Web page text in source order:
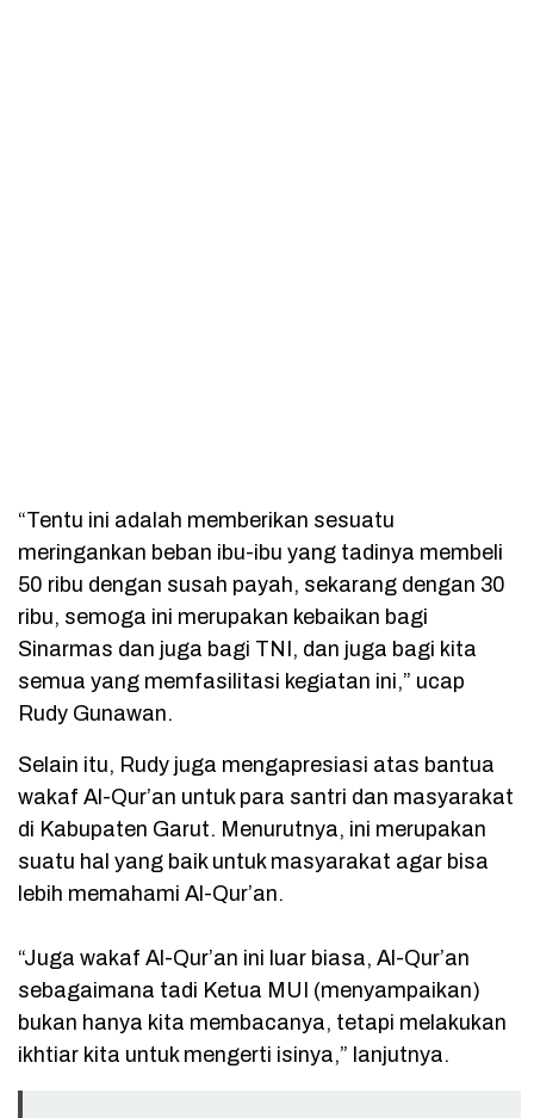
“Tentu ini adalah memberikan sesuatu
meringankan beban ibu-ibu yang tadinya membeli
50 ribu dengan susah payah, sekarang dengan 30
ribu, semoga ini merupakan kebaikan bagi
Sinarmas dan juga bagi TNI, dan juga bagi kita
semua yang memfasilitasi kegiatan ini,” ucap
Rudy Gunawan.
Selain itu, Rudy juga mengapresiasi atas bantua
wakaf Al-Qur’an untuk para santri dan masyarakat
di Kabupaten Garut. Menurutnya, ini merupakan
suatu hal yang baik untuk masyarakat agar bisa
lebih memahami Al-Qur’an.
“Juga wakaf Al-Qur’an ini luar biasa, Al-Qur’an
sebagaimana tadi Ketua MUI (menyampaikan)
bukan hanya kita membacanya, tetapi melakukan
ikhtiar kita untuk mengerti isinya,” lanjutnya.